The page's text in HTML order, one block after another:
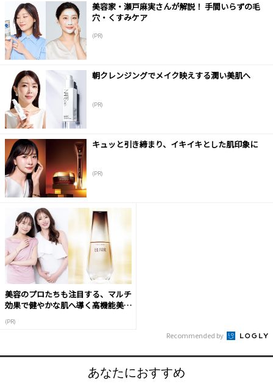
美容家・瀬戸麻実さんが解説！ 手間いらずの毛
穴・くすみケア
(PR)
朝クレンジングでメイク映えする潤い美肌へ
(PR)
キュッと引き締まり、イキイキとした肌印象に
(PR)
美容のプロたちも注目する、マルチ
効果で健やかな肌へ導く高機能美容
(PR)
Recommended by
あなたにおすすめ